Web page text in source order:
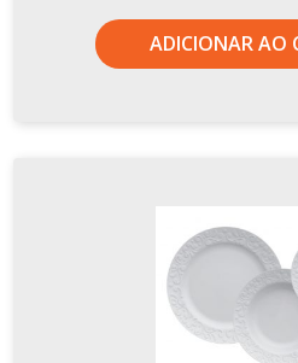
ADICIONAR AO